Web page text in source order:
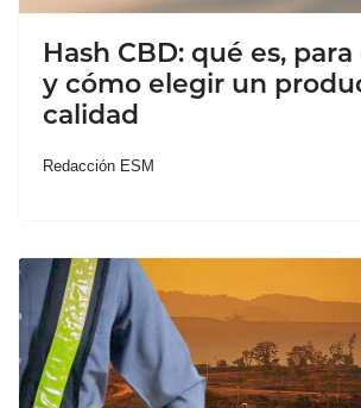
Hash CBD: qué es,
y cómo elegir un
calidad
Redacción ESM